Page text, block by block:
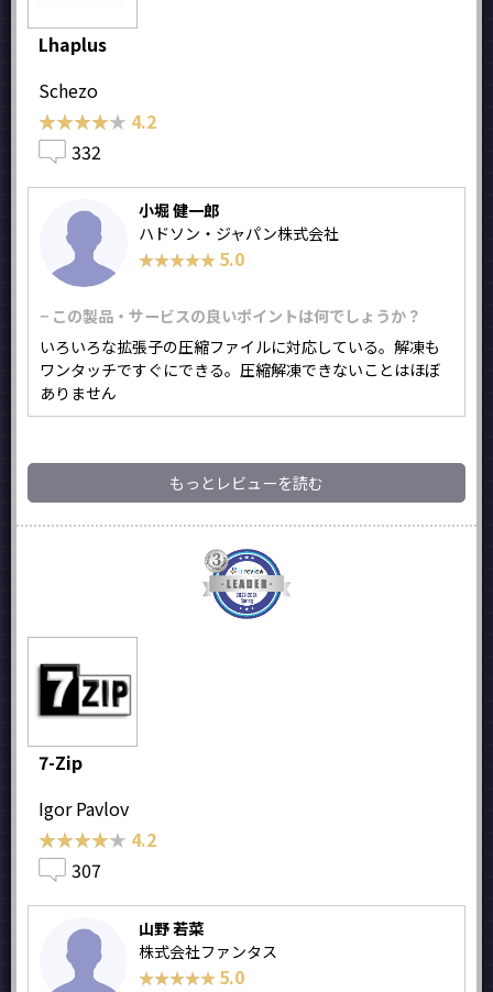
Lhaplus
Schezo
★★★★★
★★★★★ 4.2
332
小堀 健一郎
ハドソン・ジャパン株式会社
★★★★★
★★★★★ 5.0
− この製品・サービスの良いポイントは何でしょうか？
いろいろな拡張子の圧縮ファイルに対応している。解凍も
ワンタッチですぐにできる。圧縮解凍できないことはほぼ
ありません
もっとレビューを読む
7-Zip
Igor Pavlov
★★★★★
★★★★★ 4.2
307
山野 若菜
株式会社ファンタス
★★★★★
★★★★★ 5.0